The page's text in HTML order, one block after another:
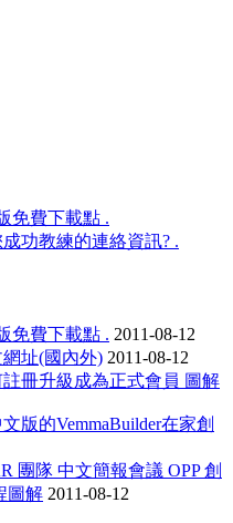
免費下載點 .
功教練的連絡資訊? .
免費下載點 . 2011-08-12
網址(國內外) 2011-08-12
冊升級成為正式會員 圖解
版的VemmaBuilder在家創
團隊 中文簡報會議 OPP 創
圖解 2011-08-12